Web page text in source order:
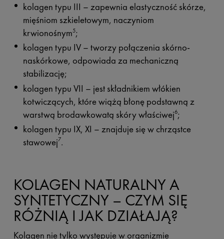
kolagen typu III – zapewnia elastyczność skórze,
mięśniom szkieletowym, naczyniom
krwionośnym5;
kolagen typu IV – tworzy połączenia skórno-
naskórkowe, odpowiada za mechaniczną
stabilizację;
kolagen typu VII – jest składnikiem włókien
kotwiczących, które wiążą błonę podstawną z
warstwą brodawkowatą skóry właściwej6;
kolagen typu IX, XI – znajduje się w chrząstce
stawowej7.
KOLAGEN NATURALNY A
SYNTETYCZNY – CZYM SIĘ
RÓŻNIĄ I JAK DZIAŁAJĄ?
Kolagen nie tylko występuje w organizmie